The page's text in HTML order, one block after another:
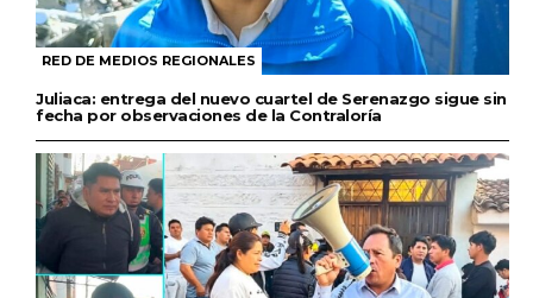
RED DE MEDIOS REGIONALES
Juliaca: entrega del nuevo cuartel de Serenazgo sigue sin
fecha por observaciones de la Contraloría